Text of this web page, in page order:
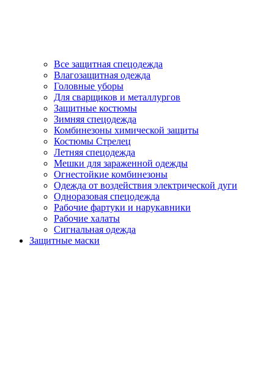
Все защитная спецодежда
Влагозащитная одежда
Головные уборы
Для сварщиков и металлургов
Защитные костюмы
Зимняя спецодежда
Комбинезоны химической защиты
Костюмы Стрелец
Летняя спецодежда
Мешки для зараженной одежды
Огнестойкие комбинезоны
Одежда от воздействия электрической дуги
Одноразовая спецодежда
Рабочие фартуки и нарукавники
Рабочие халаты
Сигнальная одежда
Защитные маски